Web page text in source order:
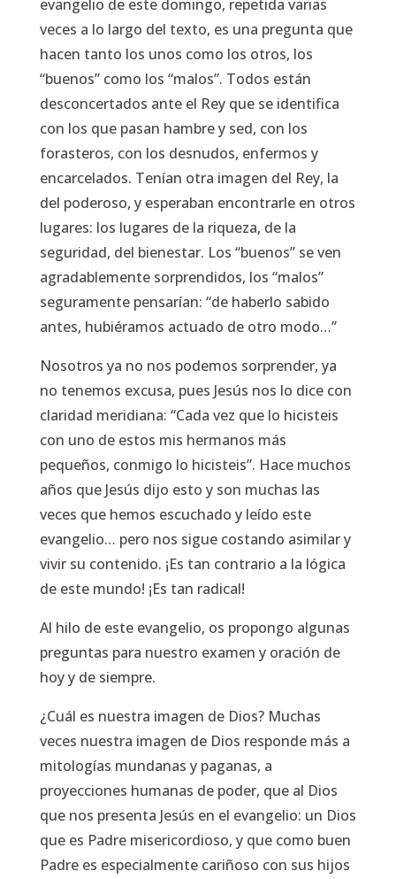
evangelio de este domingo, repetida varias
veces a lo largo del texto, es una pregunta que
hacen tanto los unos como los otros, los
“buenos” como los “malos”. Todos están
desconcertados ante el Rey que se identifica
con los que pasan hambre y sed, con los
forasteros, con los desnudos, enfermos y
encarcelados. Tenían otra imagen del Rey, la
del poderoso, y esperaban encontrarle en otros
lugares: los lugares de la riqueza, de la
seguridad, del bienestar. Los “buenos” se ven
agradablemente sorprendidos, los “malos”
seguramente pensarían: “de haberlo sabido
antes, hubiéramos actuado de otro modo…”
Nosotros ya no nos podemos sorprender, ya
no tenemos excusa, pues Jesús nos lo dice con
claridad meridiana: “Cada vez que lo hicisteis
con uno de estos mis hermanos más
pequeños, conmigo lo hicisteis”. Hace muchos
años que Jesús dijo esto y son muchas las
veces que hemos escuchado y leído este
evangelio… pero nos sigue costando asimilar y
vivir su contenido. ¡Es tan contrario a la lógica
de este mundo! ¡Es tan radical!
Al hilo de este evangelio, os propongo algunas
preguntas para nuestro examen y oración de
hoy y de siempre.
¿Cuál es nuestra imagen de Dios? Muchas
veces nuestra imagen de Dios responde más a
mitologías mundanas y paganas, a
proyecciones humanas de poder, que al Dios
que nos presenta Jesús en el evangelio: un Dios
que es Padre misericordioso, y que como buen
Padre es especialmente cariñoso con sus hijos